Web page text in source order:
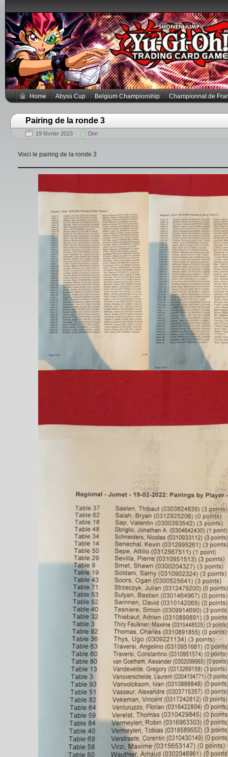
Home Abyss Cup Belgium Championship Championnat de
Pairing de la ronde 3
19 février 2023 Dim
Voici le pairing de la ronde 3